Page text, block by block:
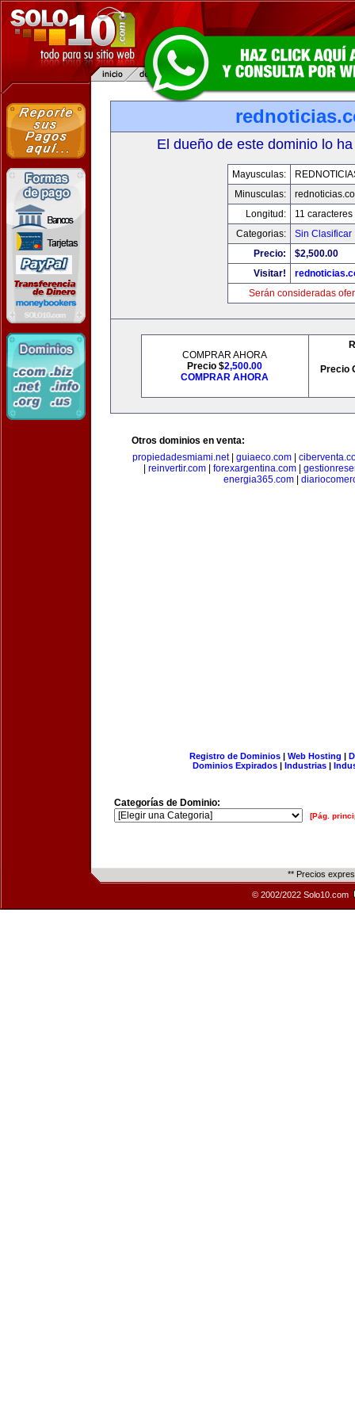
El dueño de este dominio lo
Mayusculas:
Minusculas:
Longitud:
11 caracteres
Categorias:
Sin Clasificar
Precio:
$2,500.00
Visitar!
Serán consideradas
COMPRAR AHORA
Precio $2,500.00
COMPRAR AHORA
Precio
Otros dominios en venta:
propiedadesmiami.net| guiaeco.com|
reinvertir.com forexargentina.com
energia365.com
Registro de Dominios| Web Hosting |
Dominios Expirados | Industrias |
Categorías de Dominio:
[Pág.
** Precios
© 2002/2022 Solo10.com